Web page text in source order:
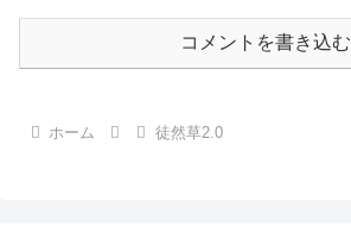
コメントを書き込む
ホーム 徒然草2.0